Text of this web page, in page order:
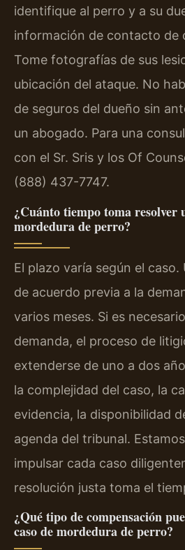
identifique al perro y a su
información de contacto de
Tome fotografías de sus
ubicación del ataque. No
de seguros del dueño sin
un abogado. Para una
con el Sr. Sris y los Of
(888) 437-7747.
¿Cuánto tiempo toma resolver
mordedura de perro?
El plazo varía según el caso.
de acuerdo previa a la
varios meses. Si es
demanda, el proceso de
extenderse de uno a dos
la complejidad del caso, la
evidencia, la disponibilidad
agenda del tribunal.
impulsar cada caso
resolución justa toma el
¿Qué tipo de compensación
caso de mordedura de perro?